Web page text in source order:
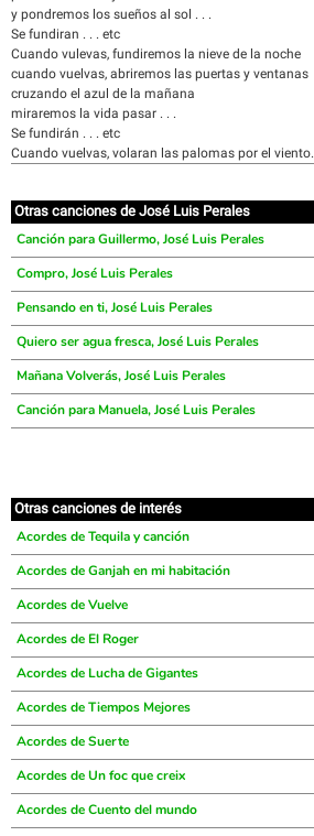
y pondremos los sueños al sol . . .
Se fundiran . . . etc
Cuando vulevas, fundiremos la nieve de la noche
cuando vuelvas, abriremos las puertas y ventanas
cruzando el azul de la mañana
miraremos la vida pasar . . .
Se fundirán . . . etc
Cuando vuelvas, volaran las palomas por el viento.
Otras canciones de José Luis Perales
Canción para Guillermo, José Luis Perales
Compro, José Luis Perales
Pensando en ti, José Luis Perales
Quiero ser agua fresca, José Luis Perales
Mañana Volverás, José Luis Perales
Canción para Manuela, José Luis Perales
Otras canciones de interés
Acordes de Tequila y canción
Acordes de Ganjah en mi habitación
Acordes de Vuelve
Acordes de El Roger
Acordes de Lucha de Gigantes
Acordes de Tiempos Mejores
Acordes de Suerte
Acordes de Un foc que creix
Acordes de Cuento del mundo